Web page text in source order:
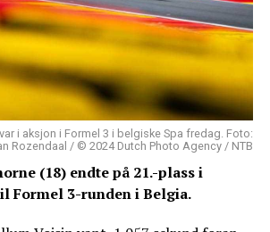
i aksjon i Formel 3 i belgiske Spa fredag. Foto:
Rozendaal / © 2024 Dutch Photo Agency / NTB
(18) endte på 21.-plass i
Formel 3-runden i Belgia.